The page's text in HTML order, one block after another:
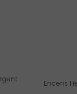
Encens